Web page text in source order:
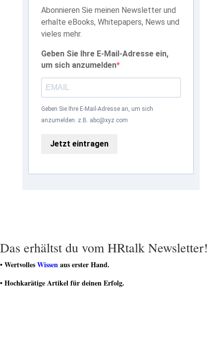
Abonnieren Sie meinen Newsletter und
erhalte eBooks, Whitepapers, News und
vieles mehr.
Geben Sie Ihre E-Mail-Adresse ein,
um sich anzumelden
Geben Sie Ihre E-Mail-Adresse an, um sich
anzumelden. z.B. abc@xyz.com
Jetzt eintragen
Das erhältst du vom HRtalk Newsletter!
• WertvollesWissenaus erster Hand.
• Hochkarätige Artikel für deinen Erfolg.